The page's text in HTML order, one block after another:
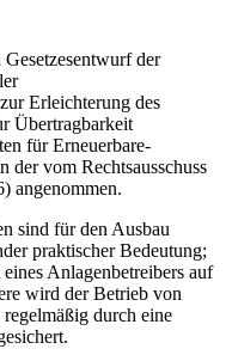
der
Erleichterung des
Übertragbarkeit
für Erneuerbare-
vom Rechtsausschuss
angenommen.
sind für den Ausbau
praktischer Bedeutung;
Anlagenbetreibers auf
wird der Betrieb von
durch eine